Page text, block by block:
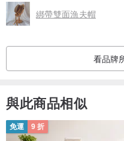
綁帶雙面漁夫帽
看品牌
與此商品相似
免運 9 折